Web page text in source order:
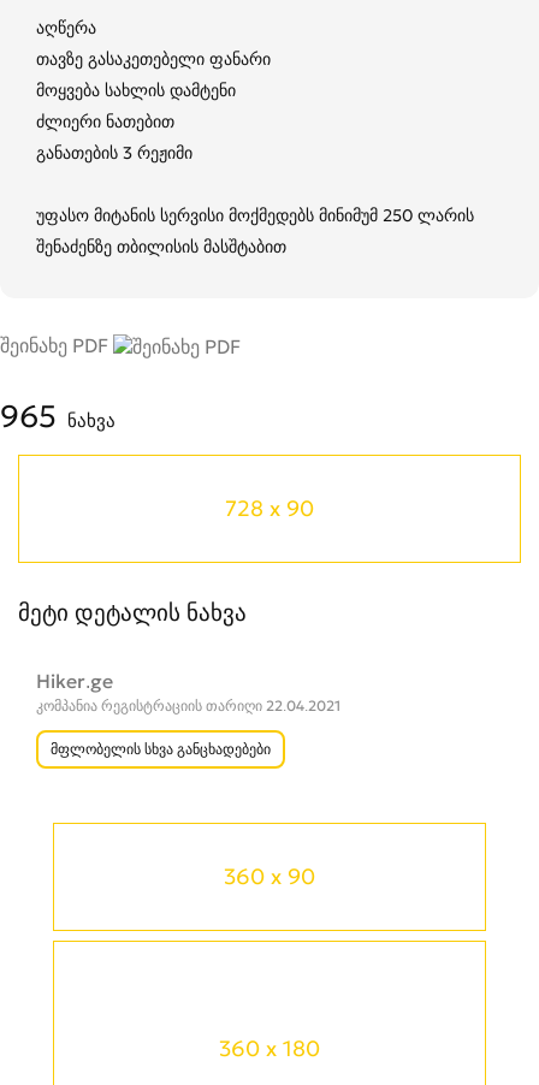
360 x 90
360 x 180
აღწერა
თავზე გასაკეთებელი ფანარი
მოყვება სახლის დამტენი
ძლიერი ნათებით
განათების 3 რეჟიმი
უფასო მიტანის სერვისი მოქმედებს მინიმუმ 250 ლარის
შენაძენზე თბილისის მასშტაბით
შეინახე PDF
965 ნახვა
728 x 90
მეტი დეტალის ნახვა
Hiker.ge
კომპანია რეგისტრაციის თარიღი 22.04.2021
მფლობელის სხვა განცხადებები